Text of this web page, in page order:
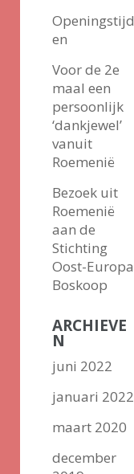
Openingstijd
en
Voor de 2e
maal een
persoonlijk
‘dankjewel’
vanuit
Roemenië
Bezoek uit
Roemenië
aan de
Stichting
Oost-Europa
Boskoop
ARCHIEVE
N
juni 2022
januari 2022
maart 2020
december